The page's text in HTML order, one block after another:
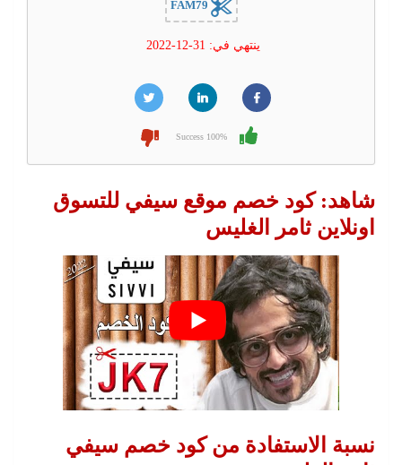
ينتهي في: 31-12-2022
100% Success
شاهد: كود خصم موقع سيفي للتسوق
اونلاين ثامر الغليس
نسبة الاستفادة من كود خصم سيفي